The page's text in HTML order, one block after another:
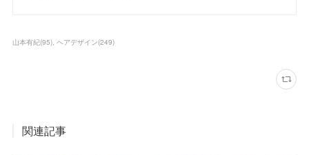
山本有紀(95) ヘアデザイン(249)
関連記事